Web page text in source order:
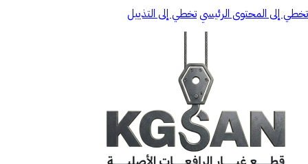
تخطي إلى المحتوى الرئيسيتخطي إلى التذييل